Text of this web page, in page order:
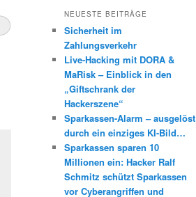
h
n
NEUESTE BEITRÄGE
Sicherheit im
Zahlungsverkehr
Live-Hacking mit DORA &
MaRisk – Einblick in den
„Giftschrank der
Hackerszene“
Sparkassen-Alarm – ausgelöst
durch ein einziges KI-Bild…
Sparkassen sparen 10
Millionen ein: Hacker Ralf
Schmitz schützt Sparkassen
vor Cyberangriffen und